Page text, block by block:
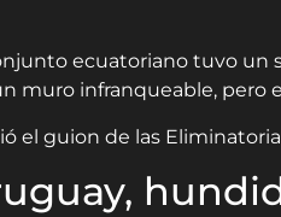
ecuatoriano tuvo un
muro infranqueable, pero
el guion de las